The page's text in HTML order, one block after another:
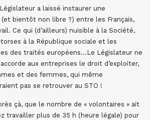
a laissé instaurer une
bientôt non libre ?) entre les Français,
Ce qui (d’ailleurs) nuisible à la Société,
à la République sociale et les
des traités européens…Le Législateur ne
aux entreprises le droit d’exploiter,
et des femmes, qui même
pas se retrouver au STO !
çà, que le nombre de « volontaires » ait
travailler plus de 35 h (heure légale) pour